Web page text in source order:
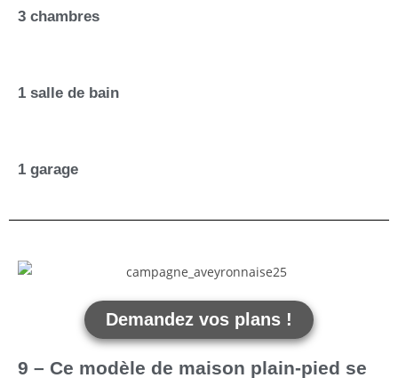
3 chambres
1 salle de bain
1 garage
Demandez vos plans !
9 – Ce modèle de maison plain-pied se